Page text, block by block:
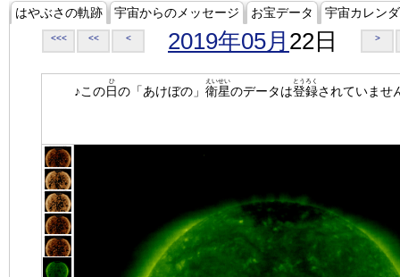
はやぶさの軌跡 宇宙からのメッセージ お宝データ 宇宙カレン
<<< << < 2019年05月 22日 >
♪この日
ひ
の「あけぼの」 衛星
えいせい
のデータは登録
とうろく
されていませ